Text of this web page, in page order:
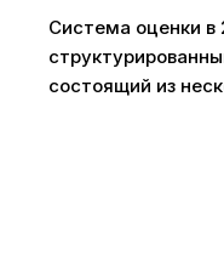
Система оценки в
состоящий из